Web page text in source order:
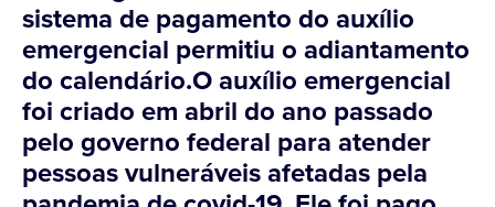
sistema de pagamento do auxílio
emergencial permitiu o adiantamento
do calendário.O auxílio emergencial
foi criado em abril do ano passado
pelo governo federal para atender
pessoas vulneráveis afetadas pela